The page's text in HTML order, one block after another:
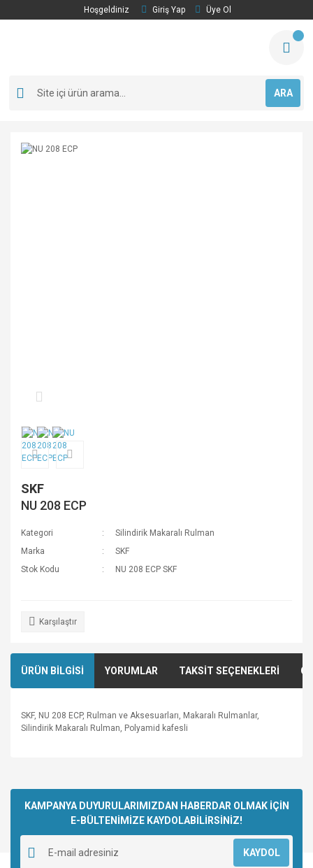
Hoşgeldiniz Giriş Yap Üye Ol
ARA
SKF
NU 208 ECP
Kategori
Silindirik Makaralı Rulman
Marka
SKF
Stok Kodu
NU 208 ECP SKF
Karşılaştır
ÜRÜN BİLGİSİ YORUMLAR TAKSİT SEÇENEKLERİ
SKF, NU 208 ECP, Rulman ve Aksesuarları, Makaralı Rulmanlar,
Silindirik Makaralı Rulman, Polyamid kafesli
Yorum Yaz
kullanarak tarafımıza iletebilirsiniz.
Görüş ve önerileriniz için teşekkür ederiz.
Ürün resmi kalitesiz, bozuk veya görüntülenemiyor.
Ürün açıklamasında eksik bilgiler bulunuyor.
KAMPANYA DUYURULARIMIZDAN HABERDAR OLMAK İÇİN
E-BÜLTENİMİZE KAYDOLABİLİRSİNİZ!
KAYDOL